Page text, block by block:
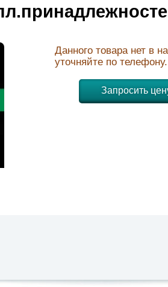
Данного товара нет в
уточняйте по телефону.
Запросить